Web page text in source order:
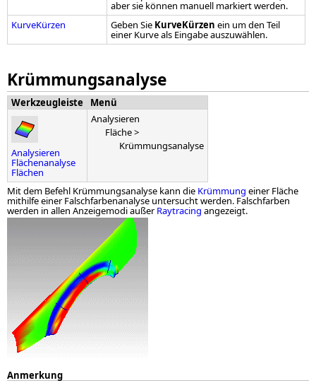
aber sie können manuell markiert werden.
KurveKürzen
Geben Sie KurveKürzen ein um den Teil
einer Kurve als Eingabe auszuwählen.
Krümmungsanalyse
Werkzeugleiste Menü
Analysieren
Flächenanalyse
Flächen
Analysieren
Fläche >
Krümmungsanalyse
Mit dem Befehl Krümmungsanalyse kann die Krümmung einer Fläche
mithilfe einer Falschfarbenanalyse untersucht werden. Falschfarben
werden in allen Anzeigemodi außerRaytracing angezeigt.
Anmerkung